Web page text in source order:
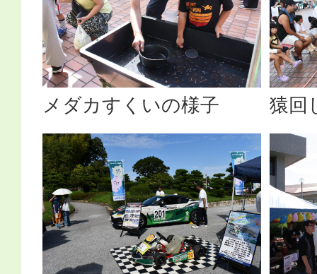
メダカすくいの様子 猿回